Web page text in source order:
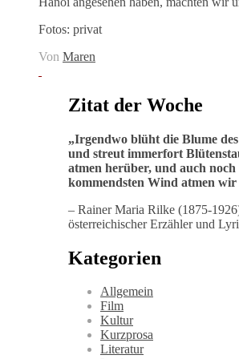
Fotos: privat
Von Maren
Zitat der Woche
„Irgendwo blüht die Blume
und streut immerfort
atmen herüber, und auch noch
kommendsten Wind atmen wir
– Rainer Maria Rilke (1875-
österreichischer Erzähler und
Kategorien
Allgemein
Film
Kultur
Kurzprosa
Literatur